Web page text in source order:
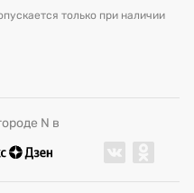
только при наличии
N в